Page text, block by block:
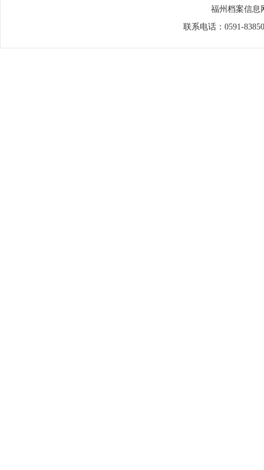
福州档案信息
联系电话：0591-